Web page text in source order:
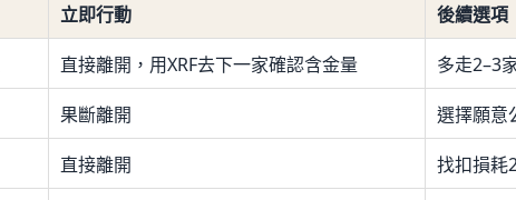
立即行動 後續選項
直接離開，用XRF去下一家確認含金量 多走2–3
果斷離開 選擇願意
直接離開 找扣損耗